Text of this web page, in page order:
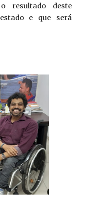
resultado deste
e que será